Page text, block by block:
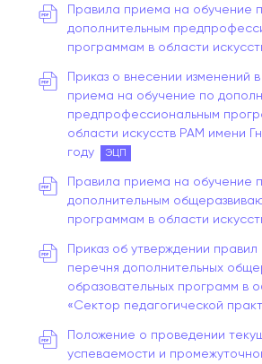
Правила приема на обучение
дополнительным
программам в области
Приказ о внесении изменений
приема на обучение по
предпрофессиональным
области искусств РАМ имени
году
ЭЦП
Правила приема на обучение
дополнительным
программам в области
Приказ об утверждении
перечня дополнительных
образовательных программ в
«Сектор педагогической
Положение о проведении
успеваемости и